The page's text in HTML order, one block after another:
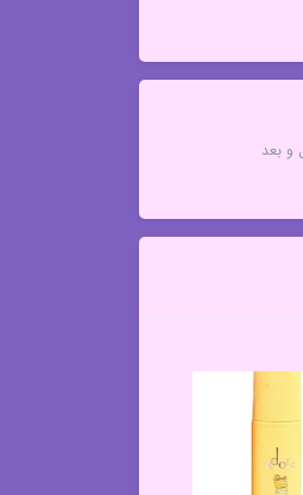
و بعد